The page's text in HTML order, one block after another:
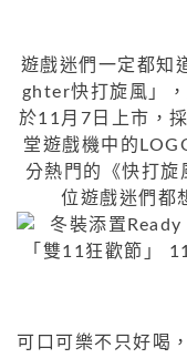
遊戲迷們一定都知
ghter快打旋風」
於11月7日上市，
堂遊戲機中的
分熱門的《快打旋
位遊戲迷們都
可口可樂不只好喝